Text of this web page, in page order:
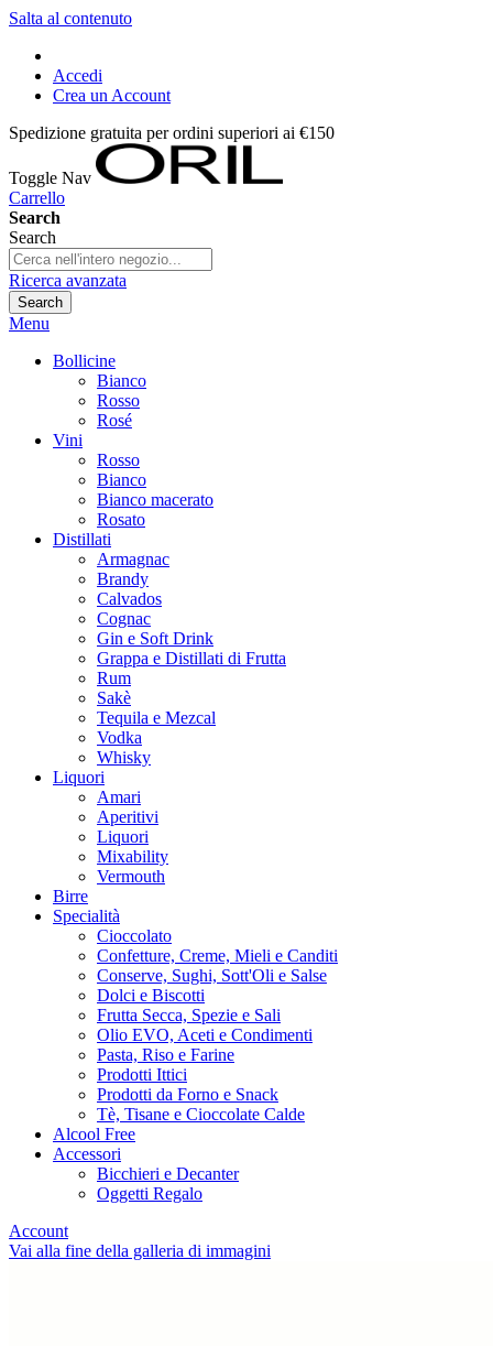
Salta al contenuto
Accedi
Crea un Account
Spedizione gratuita per ordini superiori ai €150
Toggle Nav
Carrello
Search
Search
Ricerca avanzata
Search
Menu
Bollicine
Bianco
Rosso
Rosé
Vini
Rosso
Bianco
Bianco macerato
Rosato
Distillati
Armagnac
Brandy
Calvados
Cognac
Gin e Soft Drink
Grappa e Distillati di Frutta
Rum
Sakè
Tequila e Mezcal
Vodka
Whisky
Liquori
Amari
Aperitivi
Liquori
Mixability
Vermouth
Birre
Specialità
Cioccolato
Confetture, Creme, Mieli e Canditi
Conserve, Sughi, Sott'Oli e Salse
Dolci e Biscotti
Frutta Secca, Spezie e Sali
Olio EVO, Aceti e Condimenti
Pasta, Riso e Farine
Prodotti Ittici
Prodotti da Forno e Snack
Tè, Tisane e Cioccolate Calde
Alcool Free
Accessori
Bicchieri e Decanter
Oggetti Regalo
Account
Vai alla fine della galleria di immagini